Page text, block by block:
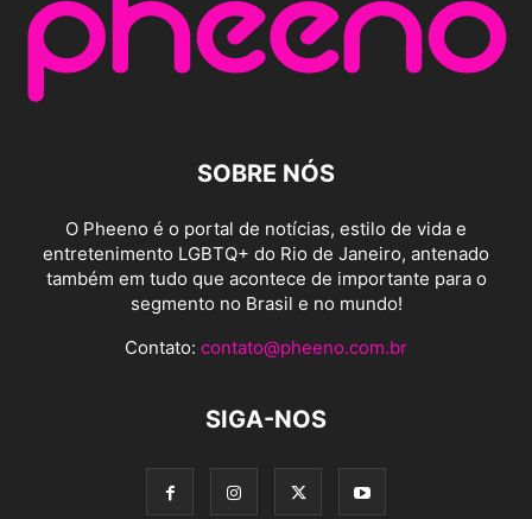
SOBRE NÓS
O Pheeno é o portal de notícias, estilo de vida e
entretenimento LGBTQ+ do Rio de Janeiro, antenado
também em tudo que acontece de importante para o
segmento no Brasil e no mundo!
Contato: contato@pheeno.com.br
SIGA-NOS